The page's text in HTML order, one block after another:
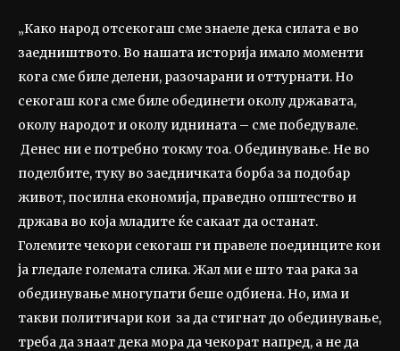
„Како народ отсекогаш сме знаеле дека силата е во
заедништвото. Во нашата историја имало моменти
кога сме биле делени, разочарани и оттурнати. Но
секогаш кога сме биле обединети околу државата,
околу народот и околу иднината – сме победувале.
Денес ни е потребно токму тоа. Обединување. Не во
поделбите, туку во заедничката борба за подобар
живот, посилна економија, праведно општество и
држава во која младите ќе сакаат да останат.
Големите чекори секогаш ги правеле поединците кои
ја гледале големата слика. Жал ми е што таа рака за
обединување многупати беше одбиена. Но, има и
такви политичари кои за да стигнат до обединување,
треба да знаат дека мора да чекорат напред, а не да